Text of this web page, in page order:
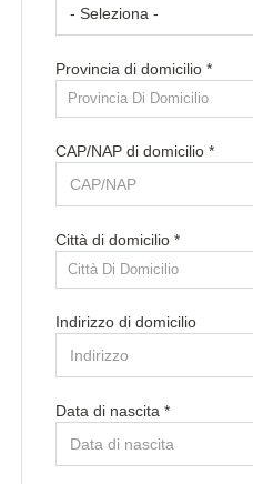
Provincia di domicilio *
Provincia Di Domicilio
CAP/NAP di domicilio *
Città di domicilio *
Città Di Domicilio
Indirizzo di domicilio
Data di nascita *